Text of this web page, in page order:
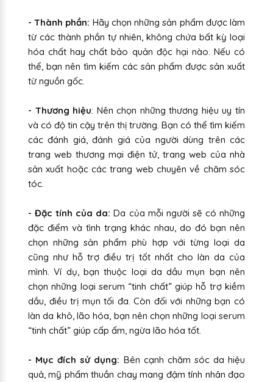
- Thành phần: Hãy chọn những sản phẩm được làm
từ các thành phần tự nhiên, không chứa bất kỳ loại
hóa chất hay chất bảo quản độc hại nào. Nếu có
thể, bạn nên tìm kiếm các sản phẩm được sản xuất
từ nguồn gốc.
- Thương hiệu: Nên chọn những thương hiệu uy tín
và có độ tin cậy trên thị trường. Bạn có thể tìm kiếm
các đánh giá, đánh giá của người dùng trên các
trang web thương mại điện tử, trang web của nhà
sản xuất hoặc các trang web chuyên về chăm sóc
tóc.
- Đặc tính của da: Da của mỗi người sẽ có những
đặc điểm và tình trạng khác nhau, do đó bạn nên
chọn những sản phẩm phù hợp với từng loại da
cũng như hỗ trợ điều trị tốt nhất cho làn da của
mình. Ví dụ, bạn thuộc loại da dầu mụn bạn nên
chọn những loại serum “tinh chất” giúp hỗ trợ kiềm
dầu, điều trị mụn tối đa. Còn đối với những bạn có
làn da khô, lão hóa, bạn nên chọn những loại serum
“tinh chất” giúp cấp ẩm, ngừa lão hóa tốt.
- Mục đích sử dụng: Bên cạnh chăm sóc da hiệu
quả, mỹ phẩm thuần chay mang đậm tính nhân đạo